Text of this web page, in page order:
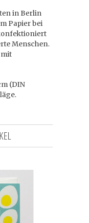
in Berlin
Papier bei
Menschen.
mit
(DIN